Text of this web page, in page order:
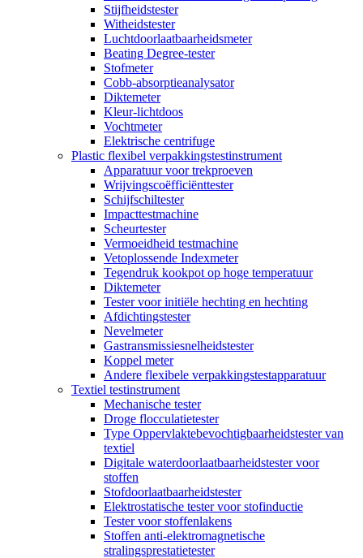
Stijfheidstester
Witheidstester
Luchtdoorlaatbaarheidsmeter
Beating Degree-tester
Stofmeter
Cobb-absorptieanalysator
Diktemeter
Kleur-lichtdoos
Vochtmeter
Elektrische centrifuge
Plastic flexibel verpakkingstestinstrument
Apparatuur voor trekproeven
Wrijvingscoëfficiënttester
Schijfschiltester
Impacttestmachine
Scheurtester
Vermoeidheid testmachine
Vetoplossende Indexmeter
Tegendruk kookpot op hoge temperatuur
Diktemeter
Tester voor initiële hechting en hechting
Afdichtingstester
Nevelmeter
Gastransmissiesnelheidstester
Koppel meter
Andere flexibele verpakkingstestapparatuur
Textiel testinstrument
Mechanische tester
Droge flocculatietester
Type Oppervlaktebevochtigbaarheidstester van
textiel
Digitale waterdoorlaatbaarheidstester voor
stoffen
Stofdoorlaatbaarheidstester
Elektrostatische tester voor stofinductie
Tester voor stoffenlakens
Stoffen anti-elektromagnetische
stralingsprestatietester